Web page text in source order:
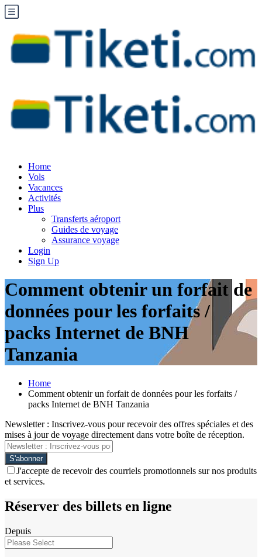
Home
Vols
Vacances
Activités
Plus
Transferts aéroport
Guides de voyage
Assurance voyage
Login
Sign Up
Comment obtenir un forfait de
données pour les forfaits /
packs Internet de BNH
Tanzania
Home
Comment obtenir un forfait de données pour les forfaits /
packs Internet de BNH Tanzania
Newsletter : Inscrivez-vous pour recevoir des offres spéciales et des
mises à jour de voyage directement dans votre boîte de réception.
J'accepte de recevoir des courriels promotionnels sur nos produits
et services.
Réserver des billets en ligne
Depuis